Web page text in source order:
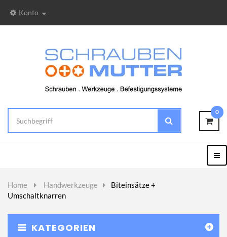
Konto
0
Home > Handwerkzeuge >
Biteinsätze +
Umschaltknarren
KATEGORIEN